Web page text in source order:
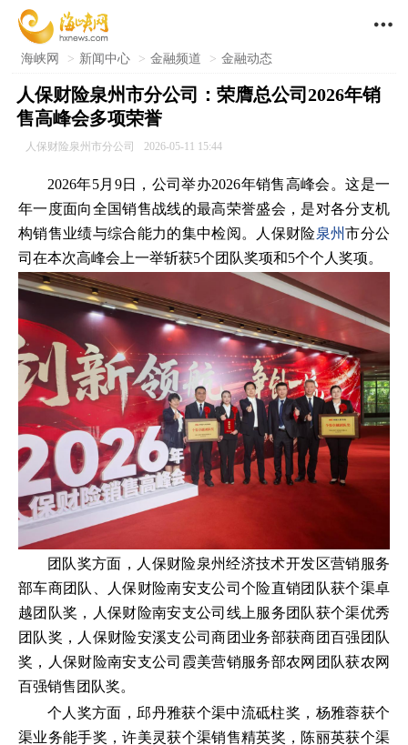

海峡网 > 新闻中心 > 金融频道 > 金融动态
人保财险泉州市分公司：荣膺总公司2026年销
售高峰会多项荣誉
人保财险泉州市分公司 2026-05-11 15:44
2026年5月9日，公司举办2026年销售高峰会。这是一
年一度面向全国销售战线的最高荣誉盛会，是对各分支机
构销售业绩与综合能力的集中检阅。人保财险泉州市分公
司在本次高峰会上一举斩获5个团队奖项和5个个人奖项。
团队奖方面，人保财险泉州经济技术开发区营销服务
部车商团队、人保财险南安支公司个险直销团队获个渠卓
越团队奖，人保财险南安支公司线上服务团队获个渠优秀
团队奖，人保财险安溪支公司商团业务部获商团百强团队
奖，人保财险南安支公司霞美营销服务部农网团队获农网
百强销售团队奖。
个人奖方面，邱丹雅获个渠中流砥柱奖，杨雅蓉获个
渠业务能手奖，许美灵获个渠销售精英奖，陈丽英获个渠